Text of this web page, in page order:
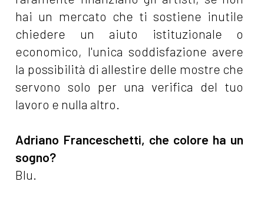
hai un mercato che ti sostiene inutile
chiedere un aiuto istituzionale o
economico, l'unica soddisfazione avere
la possibilità di allestire delle mostre che
servono solo per una verifica del tuo
lavoro e nulla altro.
Adriano Franceschetti, che colore ha un
sogno?
Blu.